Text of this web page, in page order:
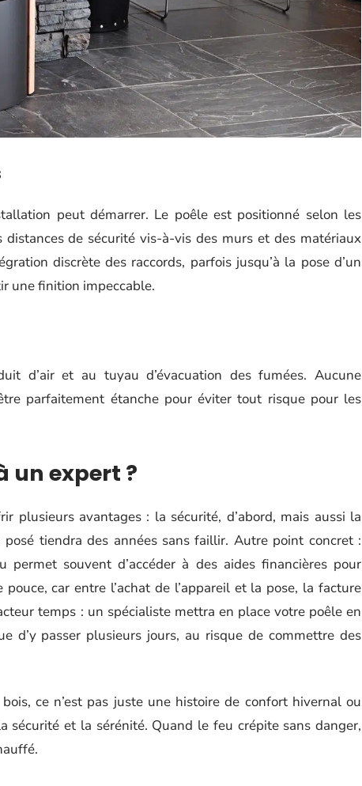
peut démarrer. Le poêle est positionné selon les
de sécurité vis-à-vis des murs et des matériaux
discrète des raccords, parfois jusqu’à la pose d’un
une finition impeccable.
d’air et au tuyau d’évacuation des fumées. Aucune
parfaitement étanche pour éviter tout risque pour les
un expert ?
plusieurs avantages : la sécurité, d’abord, mais aussi la
tiendra des années sans faillir. Autre point concret :
souvent d’accéder à des aides financières pour
car entre l’achat de l’appareil et la pose, la facture
temps : un spécialiste mettra en place votre poêle en
d’y passer plusieurs jours, au risque de commettre des
ce n’est pas juste une histoire de confort hivernal ou
sécurité et la sérénité. Quand le feu crépite sans danger,